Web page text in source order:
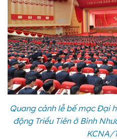
Quang cảnh lễ bế mạc Đại
động Triều Tiên ở Bình
KCNA/